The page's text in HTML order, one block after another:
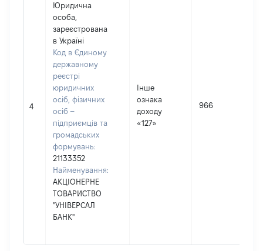
4
Юридична
особа,
зареєстрована
в Україні
Код в Єдиному
державному
реєстрі
юридичних
осіб, фізичних
осіб –
підприємців та
громадських
формувань:
21133352
Найменування:
АКЦІОНЕРНЕ
ТОВАРИСТВО
"УНІВЕРСАЛ
БАНК"
Інше
ознака
доходу
«127»
966